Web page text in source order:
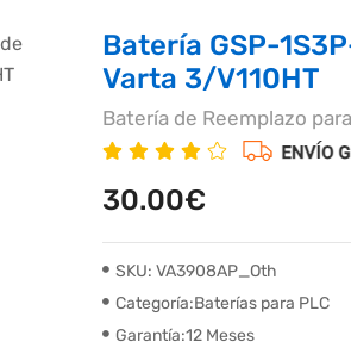
Batería GSP-
Varta 3/V110HT
Batería de Reemplazo
30.00€
SKU: VA3908AP_Oth
Categoría:Baterías para PLC
Garantía:12 Meses